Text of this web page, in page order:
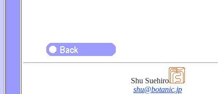
Shu Suehiro
shu@botanic.jp